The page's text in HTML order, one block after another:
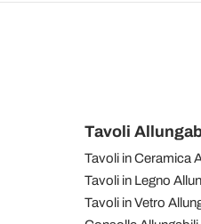
Tavoli
Tavoli in Ceramica
Tavoli in Legno
Tavoli in Vetro